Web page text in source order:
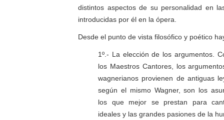
distintos aspectos de su personalidad en
introducidas por él en la ópera.
Desde el punto de vista filosófico y poético
1º.- La elección de los argumentos.
los Maestros Cantores, los
wagnerianos provienen de antiguas
según el mismo Wagner, son los
los que mejor se prestan para
ideales y las grandes pasiones de la